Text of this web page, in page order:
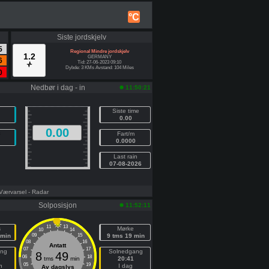
°C
Siste jordskjelv
1.2
Regional Mindre jordskjelv
GERMANY
Tid: 27-06-2023 09:10
Dybde: 3 KMs Avstand: 104 Miles
Nedbør i dag - in 11:50:21
0.00
Siste time
0.00
Fart/m
0.0000
Last rain
07-08-2026
- Radar
Solposisjon 11:52:11
11 13
10
14
09
15
08
16
07
17
06
18
05
19
Antatt
8 tms 49 min
Av dagslys
Mørke
9 tms 19 min
Solnedgang
20:41
I dag